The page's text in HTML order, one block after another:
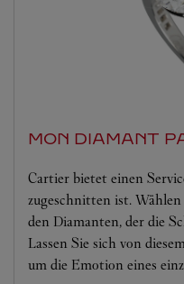
MON DIAMANT
Cartier bietet einen
zugeschnitten ist. Wählen
den Diamanten, der die
Lassen Sie sich von
um die Emotion eines